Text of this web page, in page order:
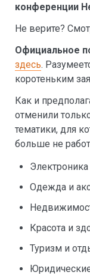
конференции
Не верите?
Официальное
здесь.
коротеньким
Как и
отменили
тематики, для
больше не
Одежда и
Красота и
Туризм и